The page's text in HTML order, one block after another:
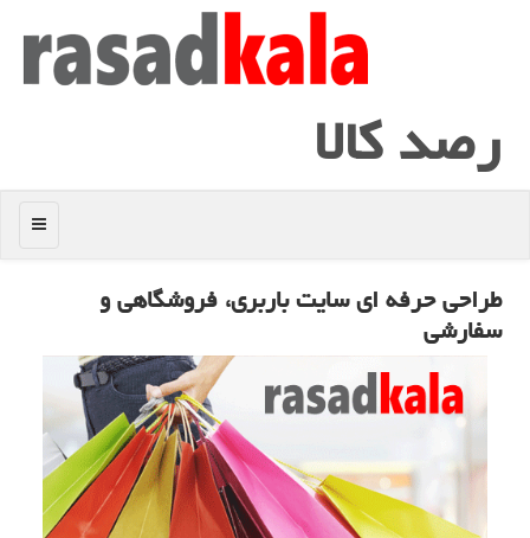
رصد كالا
منو
طراحی حرفه ای سایت باربری، فروشگاهی و
سفارشی